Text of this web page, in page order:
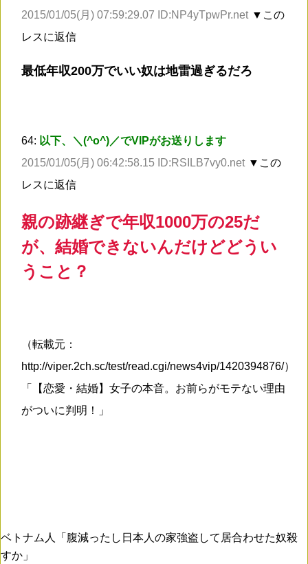
2015/01/05(月) 07:59:29.07 ID:NP4yTpwPr.net ▼この
レスに返信
最低年収200万でいい奴は地雷過ぎるだろ
64: 以下、＼(^o^)／でVIPがお送りします
2015/01/05(月) 06:42:58.15 ID:RSILB7vy0.net ▼この
レスに返信
親の跡継ぎで年収1000万の25だ
が、結婚できないんだけどどうい
うこと？
（転載元：
http://viper.2ch.sc/test/read.cgi/news4vip/1420394876/）
「【恋愛・結婚】女子の本音。お前らがモテない理由
がついに判明！」
ベトナム人「腹減ったし日本人の家強盗して居合わせた奴殺
すか」